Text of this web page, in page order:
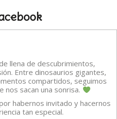
llena de descubrimientos,
Entre dinosaurios gigantes,
compartidos, seguimos
nos sacan una sonrisa.
habernos invitado y hacernos
tan especial.